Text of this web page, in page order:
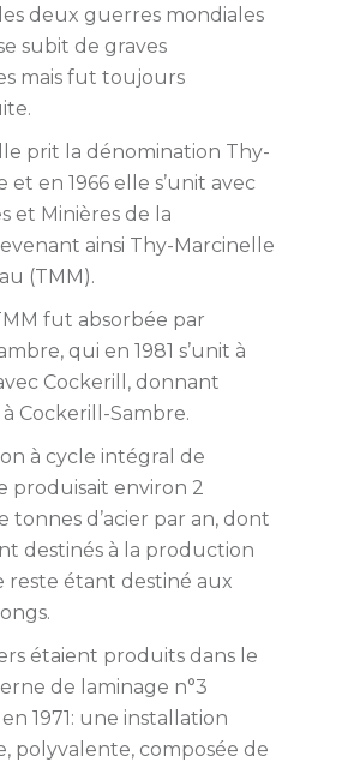
deux guerres mondiales
subit de graves
mais fut toujours
prit la dénomination Thy-
et en 1966 elle s’unit avec
et Minières de la
ainsi Thy-Marcinelle
(TMM).
fut absorbée par
qui en 1981 s’unit à
Cockerill, donnant
à Cockerill-Sambre.
à cycle intégral de
produisait environ 2
tonnes d’acier par an, dont
destinés à la production
reste étant destiné aux
étaient produits dans le
de laminage n°3
1971: une installation
polyvalente, composée de